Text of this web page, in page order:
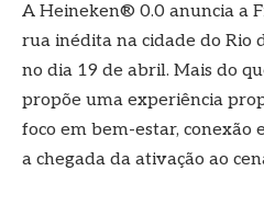
A Heineken® 0.0 anuncia a
rua inédita na cidade do Rio
no dia 19 de abril. Mais do
propõe uma experiência
foco em bem-estar, conexão
a chegada da ativação ao